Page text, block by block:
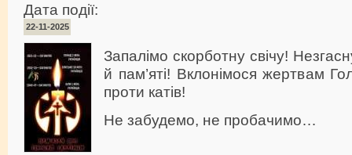
Дата події:
22-11-2025
Запалімо скорботну свічу!
й пам’яті! Вклонімося жертвам
проти катів!
Не забудемо, не пробачимо…